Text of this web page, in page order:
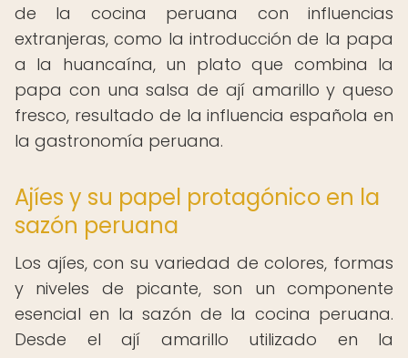
de la cocina peruana con influencias
extranjeras, como la introducción de la papa
a la huancaína, un plato que combina la
papa con una salsa de ají amarillo y queso
fresco, resultado de la influencia española en
la gastronomía peruana.
Ajíes y su papel protagónico en la
sazón peruana
Los ajíes, con su variedad de colores, formas
y niveles de picante, son un componente
esencial en la sazón de la cocina peruana.
Desde el ají amarillo utilizado en la